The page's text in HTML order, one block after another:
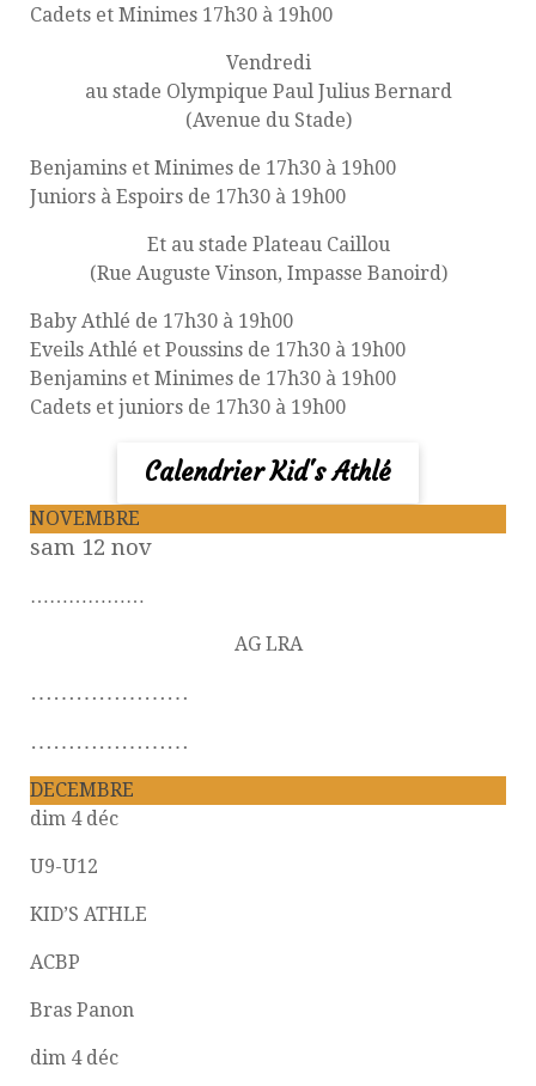
Cadets et Minimes 17h30 à 19h00
Vendredi
au stade Olympique Paul Julius Bernard
(Avenue du Stade)
Benjamins et Minimes de 17h30 à 19h00
Juniors à Espoirs de 17h30 à 19h00
Et au stade Plateau Caillou
(Rue Auguste Vinson, Impasse Banoird)
Baby Athlé de 17h30 à 19h00
Eveils Athlé et Poussins de 17h30 à 19h00
Benjamins et Minimes de 17h30 à 19h00
Cadets et juniors de 17h30 à 19h00
Calendrier Kid's Athlé
NOVEMBRE
sam 12 nov
………………
AG LRA
…………………
…………………
DECEMBRE
dim 4 déc
U9-U12
KID’S ATHLE
ACBP
Bras Panon
dim 4 déc